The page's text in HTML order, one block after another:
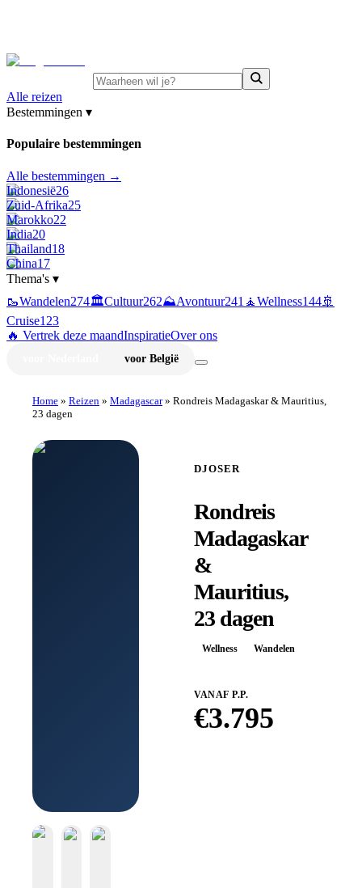
Alle reizen
Bestemmingen ▾
Populaire bestemmingen
Alle bestemmingen →
Indonesië26
Zuid-Afrika25
Marokko22
India20
Thailand18
China17
Thema's ▾
🥾Wandelen274🏛️Cultuur262⛰️Avontuur241 🧘Wellness144🚢
Cruise123
🔥 Vertrek deze maandInspiratieOver ons
voor België
Home » Reizen » Madagascar » Rondreis Madagaskar & Mauritius,
23 dagen
DJOSER
Rondreis
Madagaskar
&
Mauritius,
23 dagen
Wellness Wandelen
VANAF P.P.
€3.795